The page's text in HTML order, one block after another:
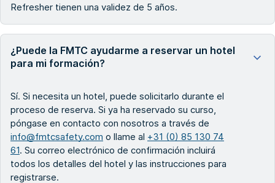
Refresher tienen una validez de 5 años.
¿Puede la FMTC ayudarme a reservar un hotel
para mi formación?
Sí. Si necesita un hotel, puede solicitarlo durante el
proceso de reserva. Si ya ha reservado su curso,
póngase en contacto con nosotros a través de
info@fmtcsafety.com o llame al +31 (0) 85 130 74
61. Su correo electrónico de confirmación incluirá
todos los detalles del hotel y las instrucciones para
registrarse.